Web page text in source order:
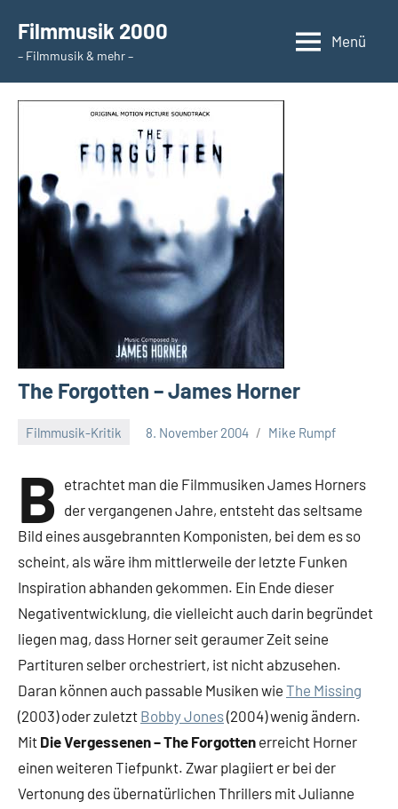
Inhalt
springen
Filmmusik 2000
– Filmmusik & mehr –
Menü
The Forgotten – James Horner
Filmmusik-Kritik 8. November 2004 Mike Rumpf
B etrachtet man die Filmmusiken James Horners
der vergangenen Jahre, entsteht das seltsame
Bild eines ausgebrannten Komponisten, bei dem es so
scheint, als wäre ihm mittlerweile der letzte Funken
Inspiration abhanden gekommen. Ein Ende dieser
Negativentwicklung, die vielleicht auch darin begründet
liegen mag, dass Horner seit geraumer Zeit seine
Partituren selber orchestriert, ist nicht abzusehen.
Daran können auch passable Musiken wie The Missing
(2003) oder zuletzt Bobby Jones(2004) wenig ändern.
Mit Die Vergessenen – The Forgotten erreicht Horner
einen weiteren Tiefpunkt. Zwar plagiiert er bei der
Vertonung des übernatürlichen Thrillers mit Julianne